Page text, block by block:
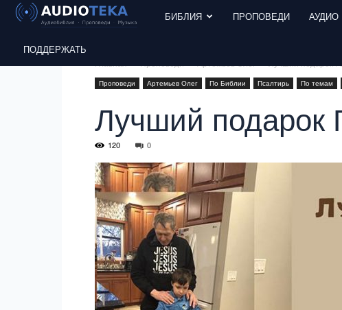
БИБЛИЯ ПРОПОВЕДИ АУДИО
ПОДДЕРЖАТЬ
Проповеди Артемьев Олег По Библии Псалтирь По темам
Лучший подарок
120 0